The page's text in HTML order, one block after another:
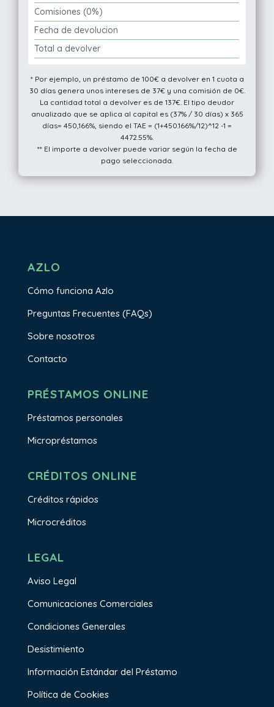
Comisiones (0%)
Fecha de devolucion
Total a devolver
* Por ejemplo, un préstamo de 100€ a devolver en 1 cuota a
30 días genera unos intereses de 37€ y una comisión de 0€.
La cantidad total a devolver es de 137€. El tipo deudor
anualizado que se aplica al capital es (37% / 30 días) x 365
días= 450,166%, siendo el TAE = (1+450.166%/12)^12 -1 =
4472.55%.
** El importe a devolver puede variar según la fecha de
pago seleccionada.
AZLO
Cómo funciona Azlo
Preguntas Frecuentes (FAQs)
Sobre nosotros
Contacto
PRÉSTAMOS ONLINE
Préstamos personales
Micropréstamos
CRÉDITOS ONLINE
Créditos rápidos
Microcréditos
LEGAL
Aviso Legal
Comunicaciones Comerciales
Condiciones Generales
Desistimiento
Información Estándar del Préstamo
Política de Cookies